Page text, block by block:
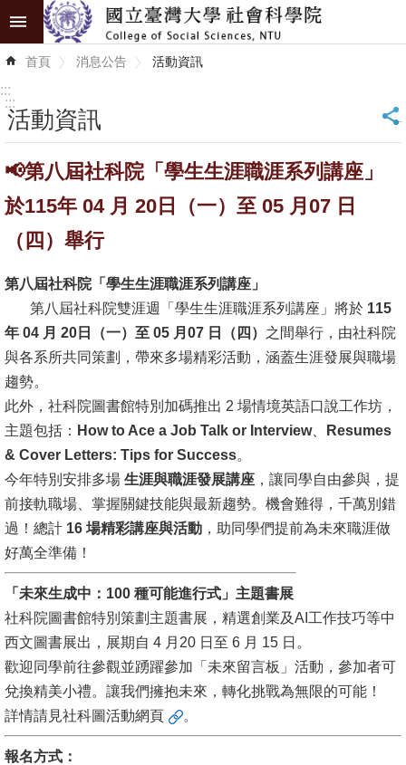
跳到主要內容區塊
進
階
識
學
術
位
研
究
消
息
公
告
國
際
化
高
教
深
耕
辦
首頁 消息公告 活動資訊
:::
:::
活動資訊 _
📢第八屆社科院「學生生涯職涯系列講座」
於115年 04 月 20日（一）至 05 月07 日
（四）舉行
第八屆社科院「學生生涯職涯系列講座」
第八屆社科院雙涯週「學生生涯職涯系列講座」將於 115
年 04 月 20日（一）至 05 月07 日（四） 之間舉行，由社科院
與各系所共同策劃，帶來多場精彩活動，涵蓋生涯發展與職場
趨勢。
此外，社科院圖書館特別加碼推出 2 場情境英語口說工作坊，
主題包括： How to Ace a Job Talk or Interview、
Resumes
& Cover Letters: Tips for Success。
今年特別安排多場 生涯與職涯發展講座 ，讓同學自由參與，提
前接軌職場、掌握關鍵技能與最新趨勢。機會難得，千萬別錯
過！總計 16 場精彩講座與活動 ，助同學們提前為未來職涯做
好萬全準備！
「未來生成中： 100 種可能進行式」主題書展
社科院圖書館特別策劃主題書展，精選創業及AI工作技巧等中
西文圖書展出，展期自 4 月20 日至 6 月 15 日。
歡迎同學前往參觀並踴躍參加「未來留言板」活動，參加者可
兌換精美小禮。讓我們擁抱未來，轉化挑戰為無限的可能！
詳情請見社科圖活動網頁 。
報名方式：